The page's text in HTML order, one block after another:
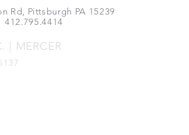
Rd, Pittsburgh PA 15239
412.795.4414
| MERCER